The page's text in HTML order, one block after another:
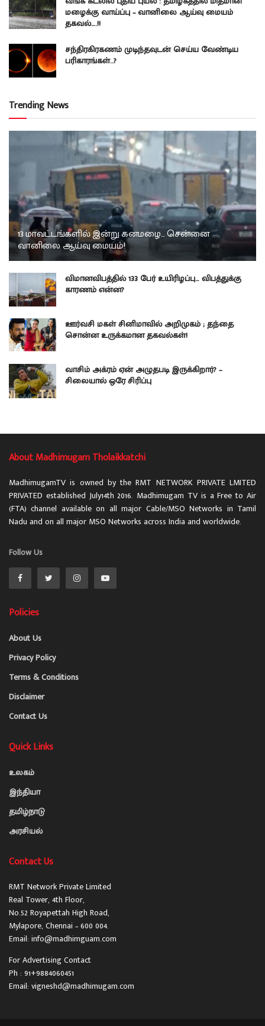
மழைக்கு வாய்ப்பு – வானிலை ஆய்வு மையம்
தகவல்….!!
சந்திரகிரகணம் முடிந்தவுடன் செய்ய வேண்டிய
பரிகாரங்கள்..?
Trending News
13 மாவட்டங்களில் இன்று கனமழை… சென்னை
வானிலை ஆய்வு மையம்!
விமானவிபத்தில் 133 பேர் உயிரிழப்பு… விபத்துக்கு
காரணம் என்ன?
ஊர்வசி மகள் சினிமாவில் அறிமுகம் ; தந்தை
சொன்ன உருக்கமான தகவல்கள்!
வாசிம் அக்ரம் ஏன் அழுதபடி இருக்கிறார்? –
சிலையால் ஒரே சிரிப்பு
About Madhimugam Tholaikkatchi
MadhimugamTV is owned by the RMT NETWORK PRIVATE LMITED
PRIVATED established July14th 2016. Madhimugam TV is a Free to Air
(FTA) channel available on all major Cable/MSO Networks in Tamil
Nadu and on all major MSO Networks across India and worldwide.
Follow Us
Policies
About Us
Privacy Policy
Terms & Conditions
Disclaimer
Contact Us
Quick Links
உலகம்
இந்தியா
தமிழ்நாடு
அரசியல்
Contact Us
RMT Network Private Limited
Real Tower, 4th Floor,
No.52 Royapettah High Road,
Mylapore, Chennai – 600 004.
Email: info@madhimguam.com
For Advertising Contact
Ph : 91+9884060451
Email: vigneshd@madhimugam.com